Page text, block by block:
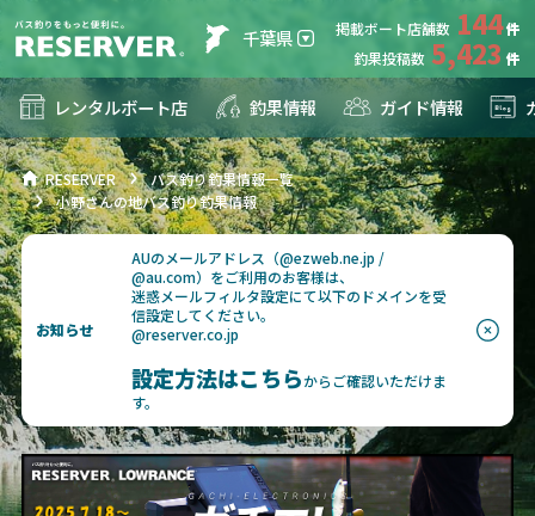
千葉県 掲載ボート店舗数 144
釣果投稿数 5,423
レンタルボート店 釣果情報 ガイド情報
RESERVER
バス釣り釣果情報一覧
小野さんの地バス釣り釣果情報
お知らせ
AUのメールアドレス（@ezweb.ne.jp /
@au.com）をご利用のお客様は、
迷惑メールフィルタ設定にて以下のドメインを受
信設定してください。
@reserver.co.jp
設定方法はこちらからご確認いただけま
す。